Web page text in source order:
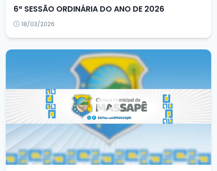
6ª SESSÃO ORDINÁRIA DO ANO DE 2026
18/03/2026